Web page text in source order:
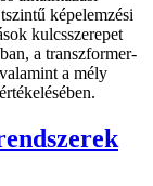
képelemzési
kulcsszerepet
a transzformer-
a mély